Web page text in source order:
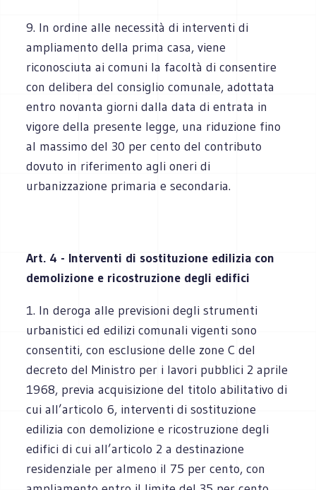
9. In ordine alle necessità di interventi di
ampliamento della prima casa, viene
riconosciuta ai comuni la facoltà di consentire
con delibera del consiglio comunale, adottata
entro novanta giorni dalla data di entrata in
vigore della presente legge, una riduzione fino
al massimo del 30 per cento del contributo
dovuto in riferimento agli oneri di
urbanizzazione primaria e secondaria.
Art. 4 - Interventi di sostituzione edilizia con
demolizione e ricostruzione degli edifici
1. In deroga alle previsioni degli strumenti
urbanistici ed edilizi comunali vigenti sono
consentiti, con esclusione delle zone C del
decreto del Ministro per i lavori pubblici 2 aprile
1968, previa acquisizione del titolo abilitativo di
cui all’articolo 6, interventi di sostituzione
edilizia con demolizione e ricostruzione degli
edifici di cui all’articolo 2 a destinazione
residenziale per almeno il 75 per cento, con